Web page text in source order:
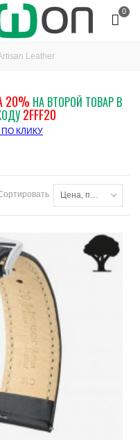
0
Leather
20% НА ВТОРОЙ ТОВАР В
2FFF20
КЛИКУ
Цена, по возрастанию